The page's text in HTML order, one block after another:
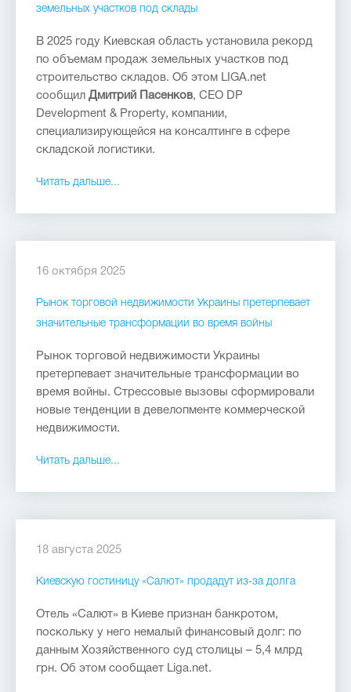
земельных участков под склады
В 2025 году Киевская область установила рекорд
по объемам продаж земельных участков под
строительство складов. Об этом LIGA.net
сообщил Дмитрий Пасенков, CEO DP
Development & Property, компании,
специализирующейся на консалтинге в сфере
складской логистики.
Читать дальше...
16 октября 2025
Рынок торговой недвижимости Украины претерпевает
значительные трансформации во время войны
Рынок торговой недвижимости Украины
претерпевает значительные трансформации во
время войны. Стрессовые вызовы сформировали
новые тенденции в девелопменте коммерческой
недвижимости.
Читать дальше...
18 августа 2025
Киевскую гостиницу «Салют» продадут из-за долга
Отель «Салют» в Киеве признан банкротом,
поскольку у него немалый финансовый долг: по
данным Хозяйственного суд столицы – 5,4 млрд
грн. Об этом сообщает Liga.net.